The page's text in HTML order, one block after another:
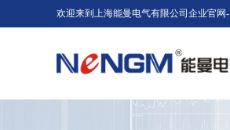
欢迎来到上海能曼电气有限公司企业官网-